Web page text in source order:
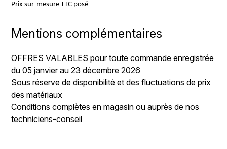
Prix sur-mesure TTC posé
Mentions complémentaires
OFFRES VALABLES pour toute commande enregistrée
du 05 janvier au 23 décembre 2026
Sous réserve de disponibilité et des fluctuations de prix
des matériaux
Conditions complètes en magasin ou auprès de nos
techniciens-conseil